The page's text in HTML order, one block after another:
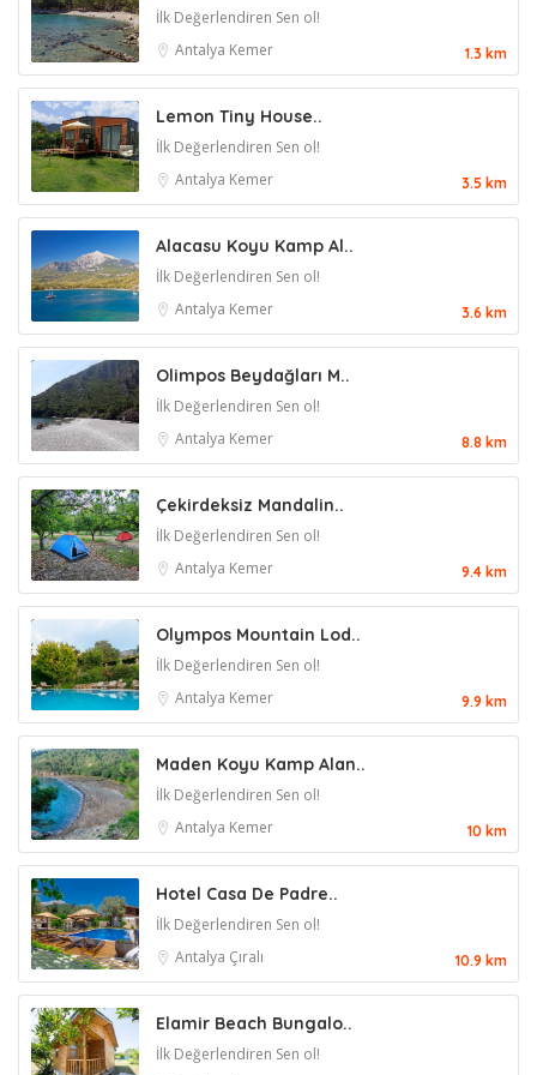
İlk Değerlendiren Sen ol!
Antalya Kemer 1.3 km
Lemon Tiny House..
İlk Değerlendiren Sen ol!
Antalya Kemer 3.5 km
Alacasu Koyu Kamp Al..
İlk Değerlendiren Sen ol!
Antalya Kemer 3.6 km
Olimpos Beydağları M..
İlk Değerlendiren Sen ol!
Antalya Kemer 8.8 km
Çekirdeksiz Mandalin..
İlk Değerlendiren Sen ol!
Antalya Kemer 9.4 km
Olympos Mountain Lod..
İlk Değerlendiren Sen ol!
Antalya Kemer 9.9 km
Maden Koyu Kamp Alan..
İlk Değerlendiren Sen ol!
Antalya Kemer 10 km
Hotel Casa De Padre..
İlk Değerlendiren Sen ol!
Antalya Çıralı 10.9 km
Elamir Beach Bungalo..
İlk Değerlendiren Sen ol!